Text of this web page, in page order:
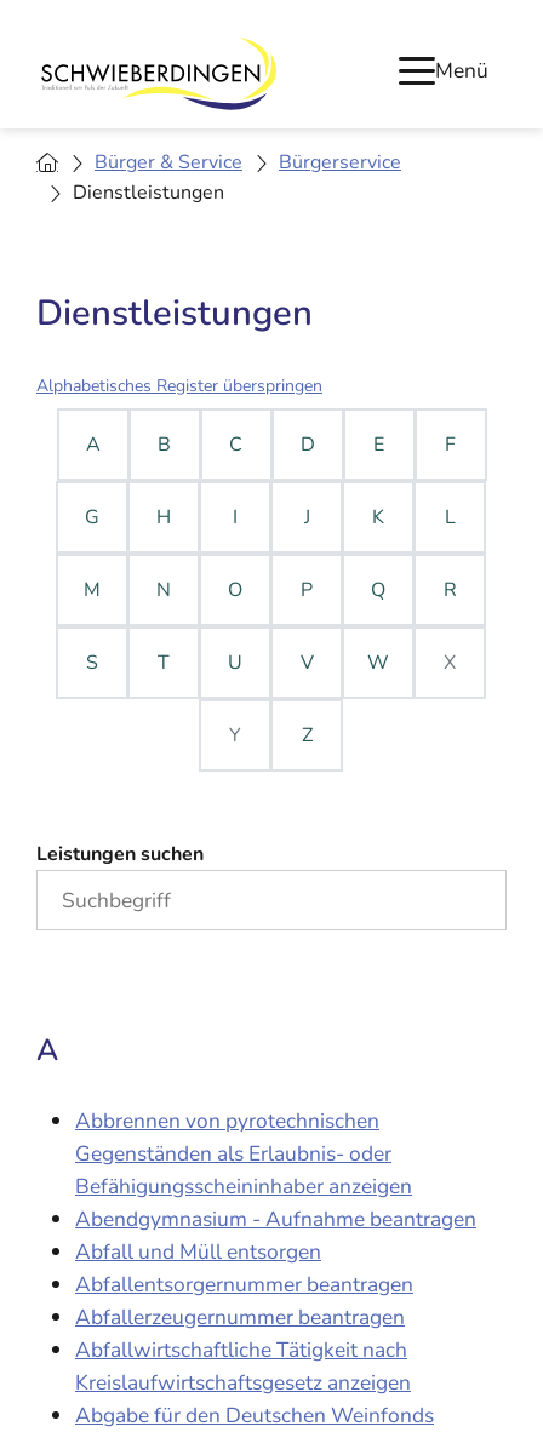
Menü
Bürger & Service
Bürgerservice
Dienstleistungen
Dienstleistungen
Alphabetisches Register überspringen
A B C D E F
G H I J K L
M N O P Q R
S T U V W X
Y Z
Leistungen suchen
A
Abbrennen von pyrotechnischen
Gegenständen als Erlaubnis- oder
Befähigungsscheininhaber anzeigen
Abendgymnasium - Aufnahme beantragen
Abfall und Müll entsorgen
Abfallentsorgernummer beantragen
Abfallerzeugernummer beantragen
Abfallwirtschaftliche Tätigkeit nach
Kreislaufwirtschaftsgesetz anzeigen
Abgabe für den Deutschen Weinfonds